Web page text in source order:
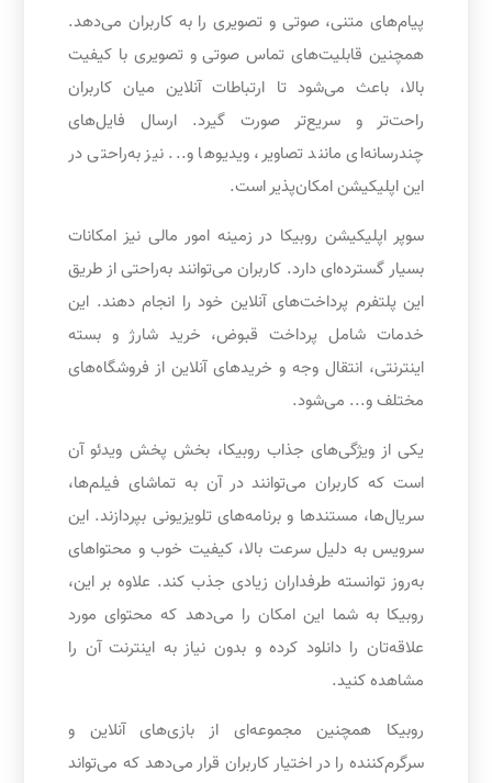
پیام‌های متنی، صوتی و تصویری را به کاربران می‌دهد.
همچنین قابلیت‌های تماس صوتی و تصویری با کیفیت
بالا، باعث می‌شود تا ارتباطات آنلاین میان کاربران
راحت‌تر و سریع‌تر صورت گیرد. ارسال فایل‌های
چندرسانه‌ای مانند تصاویر، ویدیوها و... نیز به‌راحتی در
این اپلیکیشن امکان‌پذیر است.
سوپر اپلیکیشن روبیکا در زمینه امور مالی نیز امکانات
بسیار گسترده‌ای دارد. کاربران می‌توانند به‌راحتی از طریق
این پلتفرم پرداخت‌های آنلاین خود را انجام دهند. این
خدمات شامل پرداخت قبوض، خرید شارژ و بسته
اینترنتی، انتقال وجه و خریدهای آنلاین از فروشگاه‌های
مختلف و... می‌شود.
یکی از ویژگی‌های جذاب روبیکا، بخش پخش ویدئو آن
است که کاربران می‌توانند در آن به تماشای فیلم‌ها،
سریال‌ها، مستندها و برنامه‌های تلویزیونی بپردازند. این
سرویس به دلیل سرعت بالا، کیفیت خوب و محتواهای
به‌روز توانسته طرفداران زیادی جذب کند. علاوه بر این،
روبیکا به شما این امکان را می‌دهد که محتوای مورد
علاقه‌تان را دانلود کرده و بدون نیاز به اینترنت آن را
مشاهده کنید.
روبیکا همچنین مجموعه‌ای از بازی‌های آنلاین و
سرگرم‌کننده را در اختیار کاربران قرار می‌دهد که می‌تواند